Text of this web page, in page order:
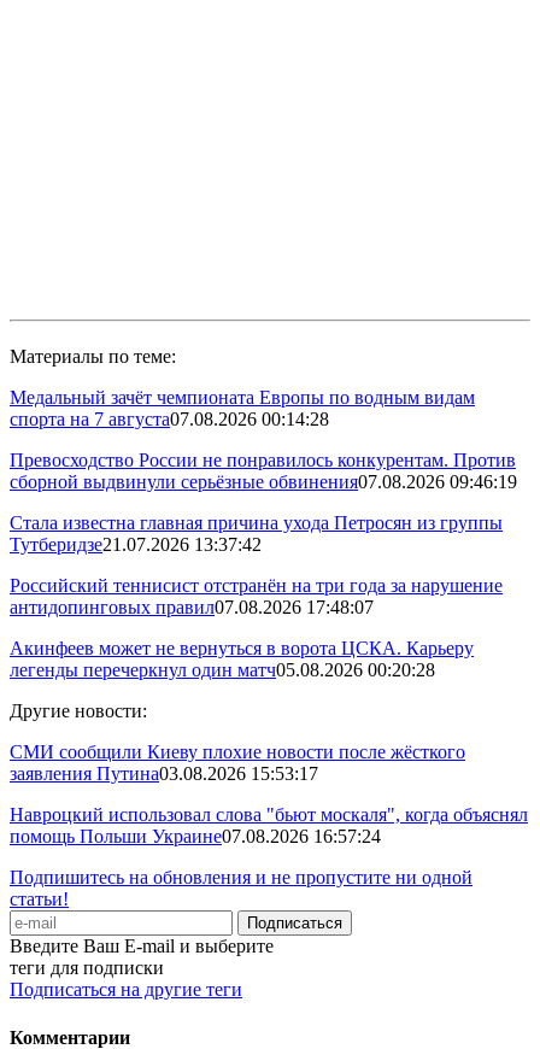
Материалы по теме:
Медальный зачёт чемпионата Европы по водным видам
спорта на 7 августа07.08.2026 00:14:28
Превосходство России не понравилось конкурентам. Против
сборной выдвинули серьёзные обвинения07.08.2026 09:46:19
Стала известна главная причина ухода Петросян из группы
Тутберидзе21.07.2026 13:37:42
Российский теннисист отстранён на три года за нарушение
антидопинговых правил07.08.2026 17:48:07
Акинфеев может не вернуться в ворота ЦСКА. Карьеру
легенды перечеркнул один матч05.08.2026 00:20:28
Другие новости:
СМИ сообщили Киеву плохие новости после жёсткого
заявления Путина03.08.2026 15:53:17
Навроцкий использовал слова "бьют москаля", когда объяснял
помощь Польши Украине07.08.2026 16:57:24
Подпишитесь на обновления и не пропустите ни одной
статьи!
Введите Ваш E-mail и выберите
теги для подписки
Подписаться на другие теги
Комментарии